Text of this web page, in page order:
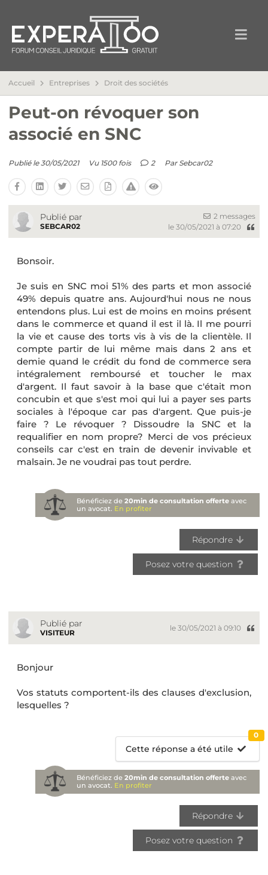
Accueil Entreprises Droit des sociétés
Peut-on révoquer son
associé en SNC
Publié le 30/05/2021 Vu 1500 fois 2 Par Sebcar02
Publié par
SEBCAR02
2 messages
le 30/05/2021 à 07:20
Bonsoir.
Je suis en SNC moi 51% des parts et mon associé
49% depuis quatre ans. Aujourd'hui nous ne nous
entendons plus. Lui est de moins en moins présent
dans le commerce et quand il est il là. Il me pourri
la vie et cause des torts vis à vis de la clientèle. Il
compte partir de lui même mais dans 2 ans et
demie quand le crédit du fond de commerce sera
intégralement remboursé et toucher le max
d'argent. Il faut savoir à la base que c'était mon
concubin et que s'est moi qui lui a payer ses parts
sociales à l'époque car pas d'argent. Que puis-je
faire ? Le révoquer ? Dissoudre la SNC et la
requalifier en nom propre? Merci de vos précieux
conseils car c'est en train de devenir invivable et
malsain. Je ne voudrai pas tout perdre.
Bénéficiez de20min de consultation offerte avec
un avocat. En profiter
Répondre
Posez votre question
Publié par
VISITEUR
le 30/05/2021 à 09:10
Bonjour
Vos statuts comportent-ils des clauses d'exclusion,
lesquelles ?
Cette réponse a été utile
0
Bénéficiez de20min de consultation offerte avec
un avocat. En profiter
Répondre
Posez votre question